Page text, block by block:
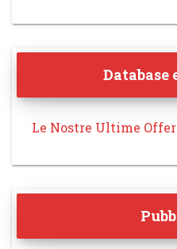
Database
Le Nostre Ultime